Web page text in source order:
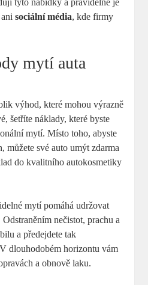
tyto‌ nabídky a pravidelně je
ani⁤sociální média, kde firmy​
mytí auta
výhod, které mohou ‍výrazně
šetříte náklady, které byste
mytí. Místo toho, ⁣abyste‌
můžete své auto umýt zdarma
do kvalitního autokosmetiky​
mytí pomáhá udržovat
nečistot, prachu a
a předejdete tak
⁤dlouhodobém horizontu vám
a obnově laku.